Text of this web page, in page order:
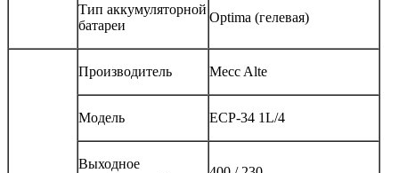
Тип аккумуляторной
батареи
Optima (гелевая)
Производитель Mecc Alte
Модель ECP-34 1L/4
Выходное